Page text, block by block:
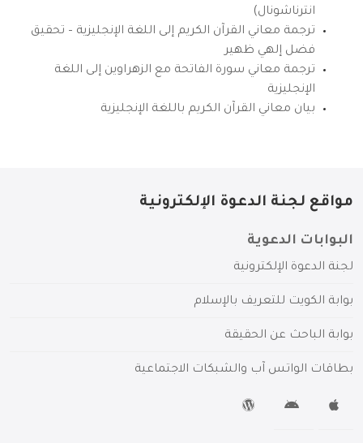
انترناشونال)
ترجمة معاني القرآن الكريم إلى اللغة الإنجليزية – تحقيق
فضل إلهي ظهير
ترجمة معاني سورة الفاتحة مع الزهراوين إلى اللغة
الإنجليزية
بيان معاني القرآن الكريم باللغة الإنجليزية
مواقع لجنة الدعوة الإلكترونية
البوابات الدعوية
لجنة الدعوة الإلكترونية
بوابة الكويت للتعريف بالإسلام
بوابة الباحث عن الحقيقة
بطاقات الواتس آب والشبكات الاجتماعية